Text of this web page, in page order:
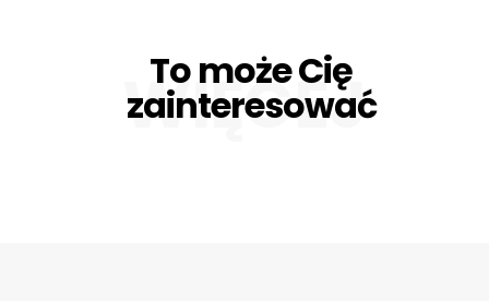
To może Cię
zainteresować
WIĘCEJ